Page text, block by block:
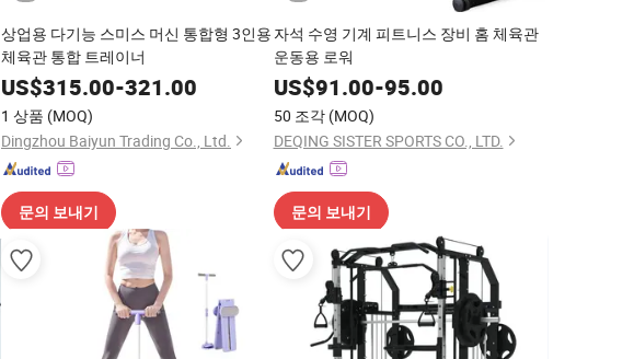
상업용 다기능 스미스 머신 통합형 3인용
체육관 통합 트레이너
US$315.00-321.00
1 상품 (MOQ)
Dingzhou Baiyun Trading Co., Ltd.
문의 보내기
자석 수영 기계 피트니스 장비 홈 체육관
운동용 로워
US$91.00-95.00
50 조각 (MOQ)
DEQING SISTER SPORTS CO., LTD.
문의 보내기